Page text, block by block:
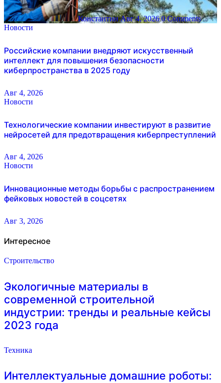
КонстантинАвг 4, 2026 0 Comments
Новости
Российские компании внедряют искусственный
интеллект для повышения безопасности
киберпространства в 2025 году
Авг 4, 2026
Новости
Технологические компании инвестируют в развитие
нейросетей для предотвращения киберпреступлений
Авг 4, 2026
Новости
Инновационные методы борьбы с распространением
фейковых новостей в соцсетях
Авг 3, 2026
Интересное
Строительство
Экологичные материалы в
современной строительной
индустрии: тренды и реальные кейсы
2023 года
Техника
Интеллектуальные домашние роботы: